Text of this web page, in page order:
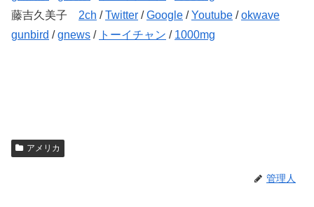
藤吉久美子 2ch /Twitter /Google /Youtube /okwave
gunbird /gnews / トーイチャン / 1000mg
アメリカ
管理人